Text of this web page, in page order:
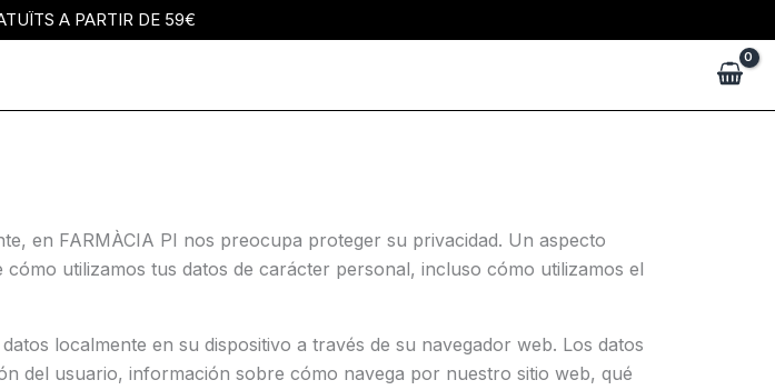
A PARTIR DE 59€
en FARMÀCIA PI nos preocupa proteger su privacidad. Un aspecto
utilizamos tus datos de carácter personal, incluso cómo utilizamos el
localmente en su dispositivo a través de su navegador web. Los datos
del usuario, información sobre cómo navega por nuestro sitio web, qué